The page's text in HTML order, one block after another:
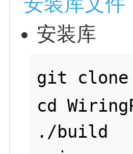
安装库
git
cd
./build